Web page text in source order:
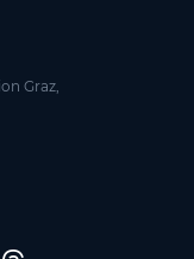
Graz,